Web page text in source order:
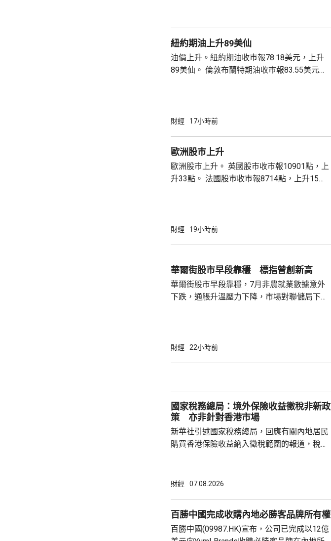
紐約期油上升89美仙
油價上升。紐約期油收巿報78.18美元，上升
89美仙。 倫敦布蘭特期油收巿報83.55美元，
財經 17小時前
歐洲股巿上升
歐洲股巿上升。 英國股巿收巿報10901點，上
升33點。 法國股巿收巿報8714點，上升15
財經 19小時前
華爾街股市早段靠穩 標指曾創新高
華爾街股市早段靠穩，7月非農就業數據意外
下跌，通脹升溫壓力下降，市場對聯儲局下月
53965點，升80點； 標準普爾500指數報7737
財經 22小時前
國家稅務總局：境外保險收益徵稅非新政
策 亦非針對香港市場
新華社引述國家稅務總局，回應有關內地居民
購買香港保險收益納入徵稅範圍的報道，稅務
行納稅義務，境外保險收益也屬於應納稅所得
從境外取得，包括保險收益在內，應依法繳納
個人所得稅，是國際通行做法，亦是中國個人
財經 07.08.2026
百勝中國完成收購內地必勝客品牌所有權
百勝中國(09987.HK)宣布，公司已完成以12億